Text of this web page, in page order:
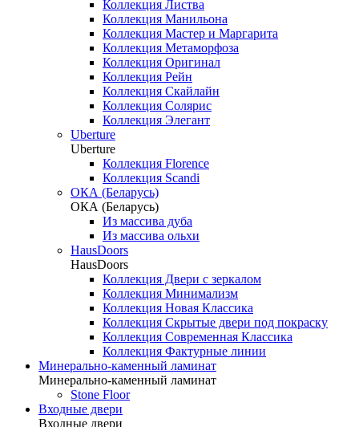
Коллекция Листва
Коллекция Манильона
Коллекция Мастер и Маргарита
Коллекция Метаморфоза
Коллекция Оригинал
Коллекция Рейн
Коллекция Скайлайн
Коллекция Солярис
Коллекция Элегант
Uberture
Uberture
Коллекция Florence
Коллекция Scandi
ОКА (Беларусь)
ОКА (Беларусь)
Из массива дуба
Из массива ольхи
HausDoors
HausDoors
Коллекция Двери с зеркалом
Коллекция Минимализм
Коллекция Новая Классика
Коллекция Скрытые двери под покраску
Коллекция Современная Классика
Коллекция Фактурные линии
Минерально-каменный ламинат
Минерально-каменный ламинат
Stone Floor
Входные двери
Входные двери